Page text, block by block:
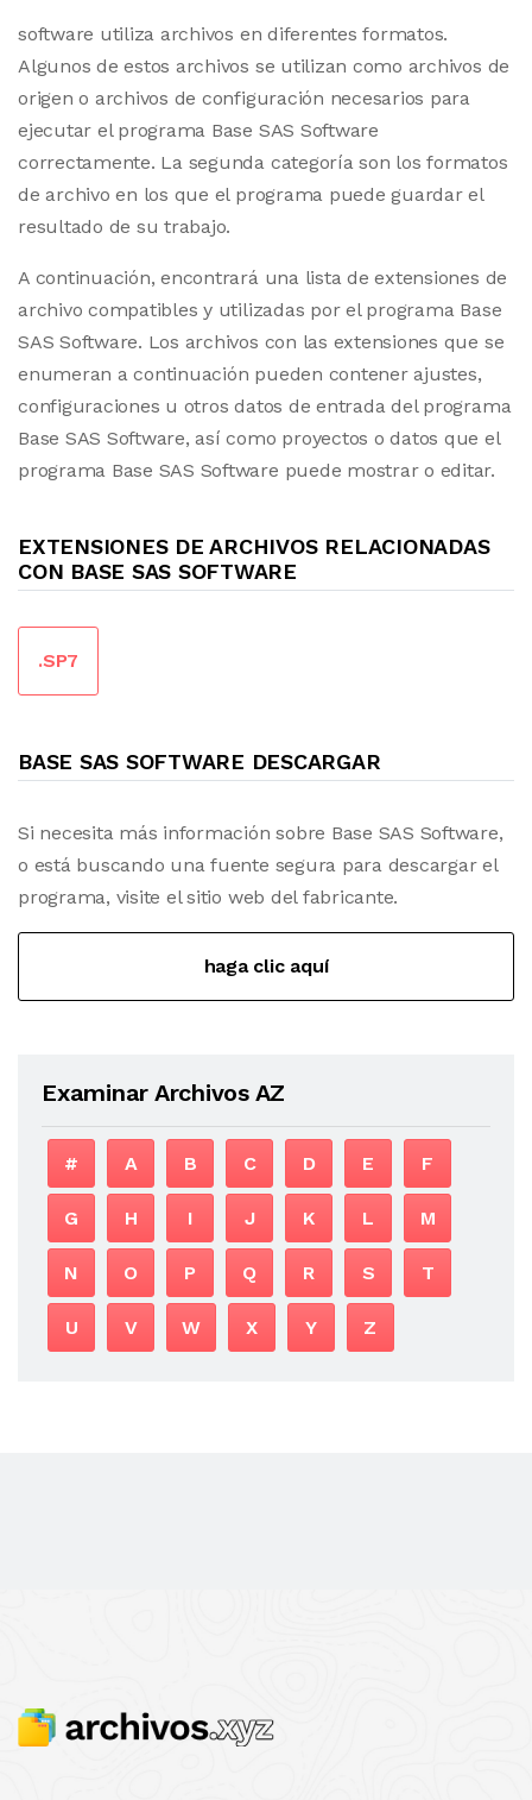
software utiliza archivos en diferentes formatos.
Algunos de estos archivos se utilizan como archivos de
origen o archivos de configuración necesarios para
ejecutar el programa Base SAS Software
correctamente. La segunda categoría son los formatos
de archivo en los que el programa puede guardar el
resultado de su trabajo.
A continuación, encontrará una lista de extensiones de
archivo compatibles y utilizadas por el programa Base
SAS Software. Los archivos con las extensiones que se
enumeran a continuación pueden contener ajustes,
configuraciones u otros datos de entrada del programa
Base SAS Software, así como proyectos o datos que el
programa Base SAS Software puede mostrar o editar.
EXTENSIONES DE ARCHIVOS RELACIONADAS
CON BASE SAS SOFTWARE
.SP7
BASE SAS SOFTWARE DESCARGAR
Si necesita más información sobre Base SAS Software,
o está buscando una fuente segura para descargar el
programa, visite el sitio web del fabricante.
haga clic aquí
Examinar Archivos AZ
# A B C D E F
G H I J K L M
N O P Q R S T
U V W X Y Z